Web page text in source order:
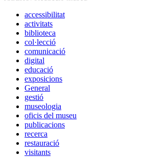
accessibilitat
activitats
biblioteca
col·lecció
comunicació
digital
educació
exposicions
General
gestió
museologia
oficis del museu
publicacions
recerca
restauració
visitants